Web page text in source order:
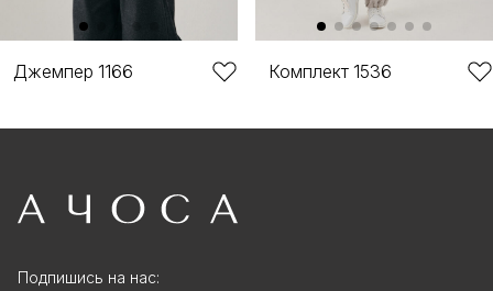
Джемпер 1166 Комплект 1536
Подпишись на нас: